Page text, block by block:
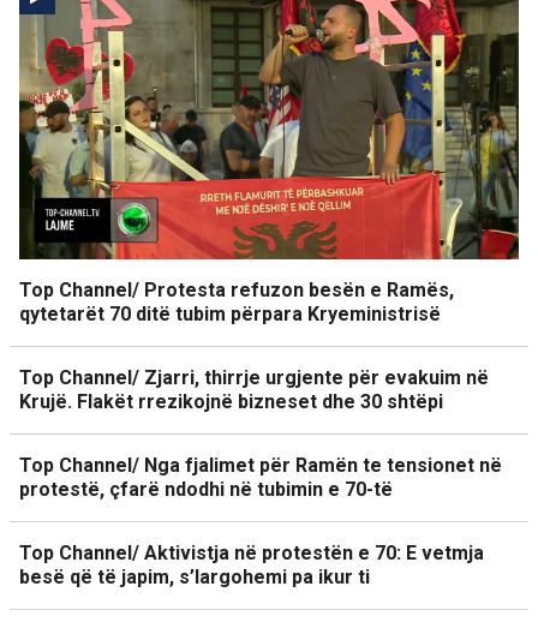
Top Channel/ Protesta refuzon besën e Ramës,
qytetarët 70 ditë tubim përpara Kryeministrisë
Top Channel/ Zjarri, thirrje urgjente për evakuim në
Krujë. Flakët rrezikojnë bizneset dhe 30 shtëpi
Top Channel/ Nga fjalimet për Ramën te tensionet në
protestë, çfarë ndodhi në tubimin e 70-të
Top Channel/ Aktivistja në protestën e 70: E vetmja
besë që të japim, s’largohemi pa ikur ti